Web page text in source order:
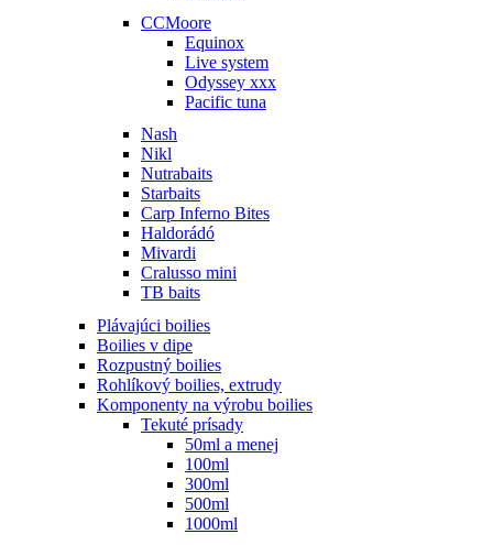
CCMoore
Equinox
Live system
Odyssey xxx
Pacific tuna
Nash
Nikl
Nutrabaits
Starbaits
Carp Inferno Bites
Haldorádó
Mivardi
Cralusso mini
TB baits
Plávajúci boilies
Boilies v dipe
Rozpustný boilies
Rohlíkový boilies, extrudy
Komponenty na výrobu boilies
Tekuté prísady
50ml a menej
100ml
300ml
500ml
1000ml